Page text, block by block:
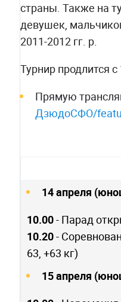
страны. Также на
девушек,
2011-2012 гг. р.
Турнир продлится
Прямую
ДзюдоСФО/
14 апреля
10.00- Парад
10.20-
63, +63 кг)
15 апреля